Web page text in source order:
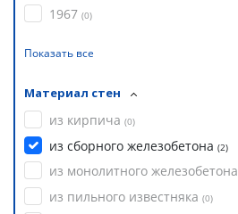
1967 (0)
Показать все
Материал стен
из кирпича (0)
из сборного железобетона (2)
из монолитного железобетона
из пильного известняка (0)